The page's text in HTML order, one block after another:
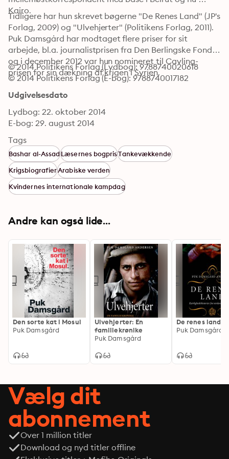
Kairo.
Tidligere har hun skrevet bøgerne "De Renes Land" (JP's
Forlag, 2009) og "Ulvehjerter" (Politikens Forlag, 2011).
Puk Damsgård har modtaget flere priser for sit
arbejde, bl.a. journalistprisen fra Den Berlingske Fond
og i december 2012 var hun nomineret til Cavling-
prisen for sin dækning af krigen i Syrien.
© 2014 Politikens Forlag (Lydbog): 9788740020618
© 2014 Politikens Forlag (E-bog): 9788740017182
Udgivelsesdato
Lydbog: 22. oktober 2014
E-bog: 29. august 2014
Tags
Bashar al-AssadLæsernes bogprisTankevækkende
KrigsbiografierArabiske verden
Kvindernes internationale kampdag
Andre kan også lide...
Den sorte kat i Mosul
Puk Damsgård
Ulvehjerter: En
familiekrønike
Puk Damsgård
De renes land
Puk Damsgård
Vælg dit
abonnement
Over 1 million titler
Download og nyd titler offline